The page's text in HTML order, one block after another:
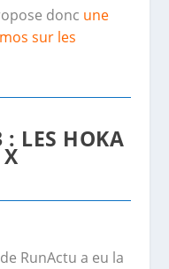
donc une
sur les
LES HOKA
RunActu a eu la